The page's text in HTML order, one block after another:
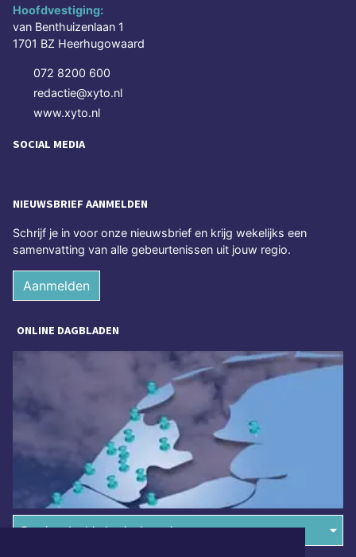
Hoofdvestiging:
van Benthuizenlaan 1
1701 BZ Heerhugowaard
072 8200 600
redactie@xyto.nl
www.xyto.nl
SOCIAL MEDIA
NIEUWSBRIEF AANMELDEN
Schrijf je in voor onze nieuwsbrief en krijg wekelijks een
samenvatting van alle gebeurtenissen uit jouw regio.
Aanmelden
ONLINE DAGBLADEN
Overige dagbladen in de regio